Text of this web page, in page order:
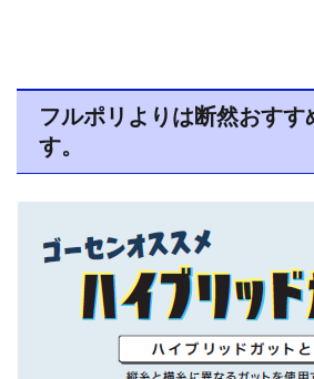
フルポリよりは断然おすす
す。